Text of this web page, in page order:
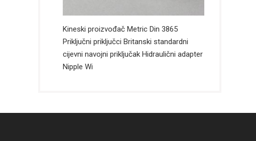
Kineski proizvođač Metric Din 3865
Priključni priključci Britanski standardni
cijevni navojni priključak Hidraulični adapter
Nipple Wi